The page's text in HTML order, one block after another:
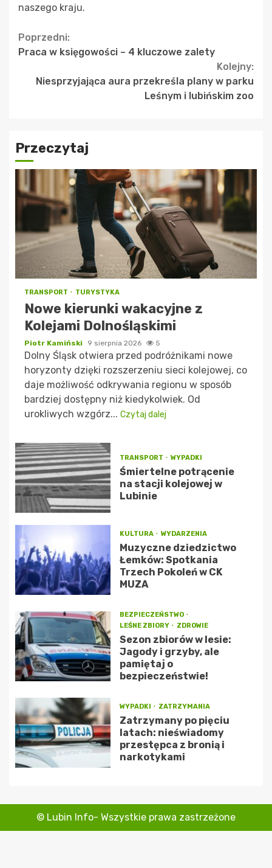
naszego kraju.
Continue
Reading
Poprzedni:
Praca w księgowości – 4 kluczowe zalety
Kolejny:
Niesprzyjająca aura przekreśla plany w parku
Leśnym i lubińskim zoo
Przeczytaj
TRANSPORT TURYSTYKA
Nowe kierunki wakacyjne z
Kolejami Dolnośląskimi
Piotr Kamiński 9 sierpnia 2026 5
Dolny Śląsk otwiera przed podróżnikami nowe
horyzonty dzięki rozszerzeniu sieci kolejowej, co
daje możliwość odkrywania regionu w sposób
bardziej dostępny niż kiedykolwiek. Od
urokliwych wzgórz... Czytaj dalej
TRANSPORT WYPADKI
Śmiertelne potrącenie
na stacji kolejowej w
Lubinie
KULTURA WYDARZENIA
Muzyczne dziedzictwo
Łemków: Spotkania
Trzech Pokoleń w CK
MUZA
BEZPIECZEŃSTWO
LEŚNE ZBIORY
ZDROWIE
Sezon zbiorów w lesie:
Jagody i grzyby, ale
pamiętaj o
bezpieczeństwie!
WYPADKI ZATRZYMANIA
Zatrzymany po pięciu
latach: nieświadomy
przestępca z bronią i
narkotykami
© Lubin Info- Wszystkie prawa zastrzeżone